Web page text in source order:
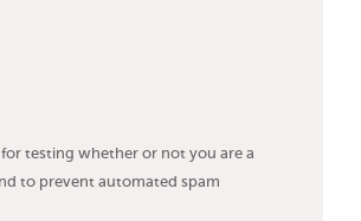
testing whether or not you are a
to prevent automated spam